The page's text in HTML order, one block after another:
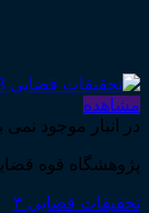
مشاهده
در انبار موجود نمی
پژوهشگاه قوه
تحقیقات قضایی ۳